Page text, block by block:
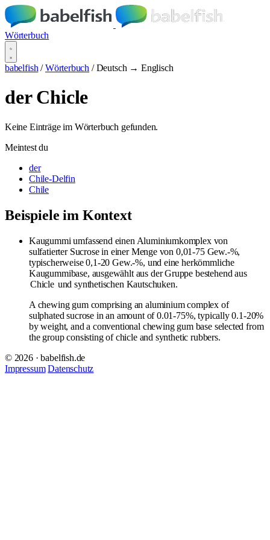
Wörterbuch
babelfish / Wörterbuch / Deutsch → Englisch
der Chicle
Keine Einträge im Wörterbuch gefunden.
Meintest du
der
Chile-Delfin
Chile
Beispiele im Kontext
Kaugummi umfassend einen Aluminiumkomplex von
sulfatierter Sucrose in einer Menge von 0,01-75 Gew.-%,
typischerweise 0,1-20 Gew.-%, und eine herkömmliche
Kaugummibase, ausgewählt aus der Gruppe bestehend aus
Chicle und synthetischen Kautschuken.
A chewing gum comprising an aluminium complex of
sulphated sucrose in an amount of 0.01-75%, typically 0.1-20%
by weight, and a conventional chewing gum base selected from
the group consisting of chicle and synthetic rubbers.
© 2026 · babelfish.de
Impressum Datenschutz